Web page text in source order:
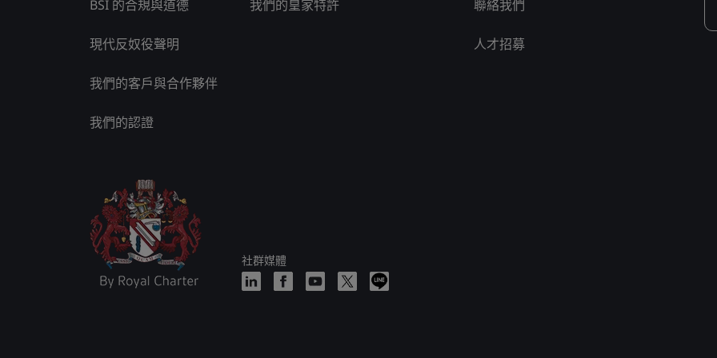
BSI 的合規與道德
現代反奴役聲明
我們的客戶與合作夥伴
我們的認證
我們的皇家特許
社群媒體
聯絡我們
人才招募